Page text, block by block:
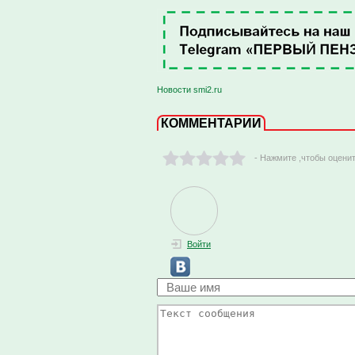
Новости smi2.ru
КОММЕНТАРИИ
- Нажмите ,чтобы
Войти